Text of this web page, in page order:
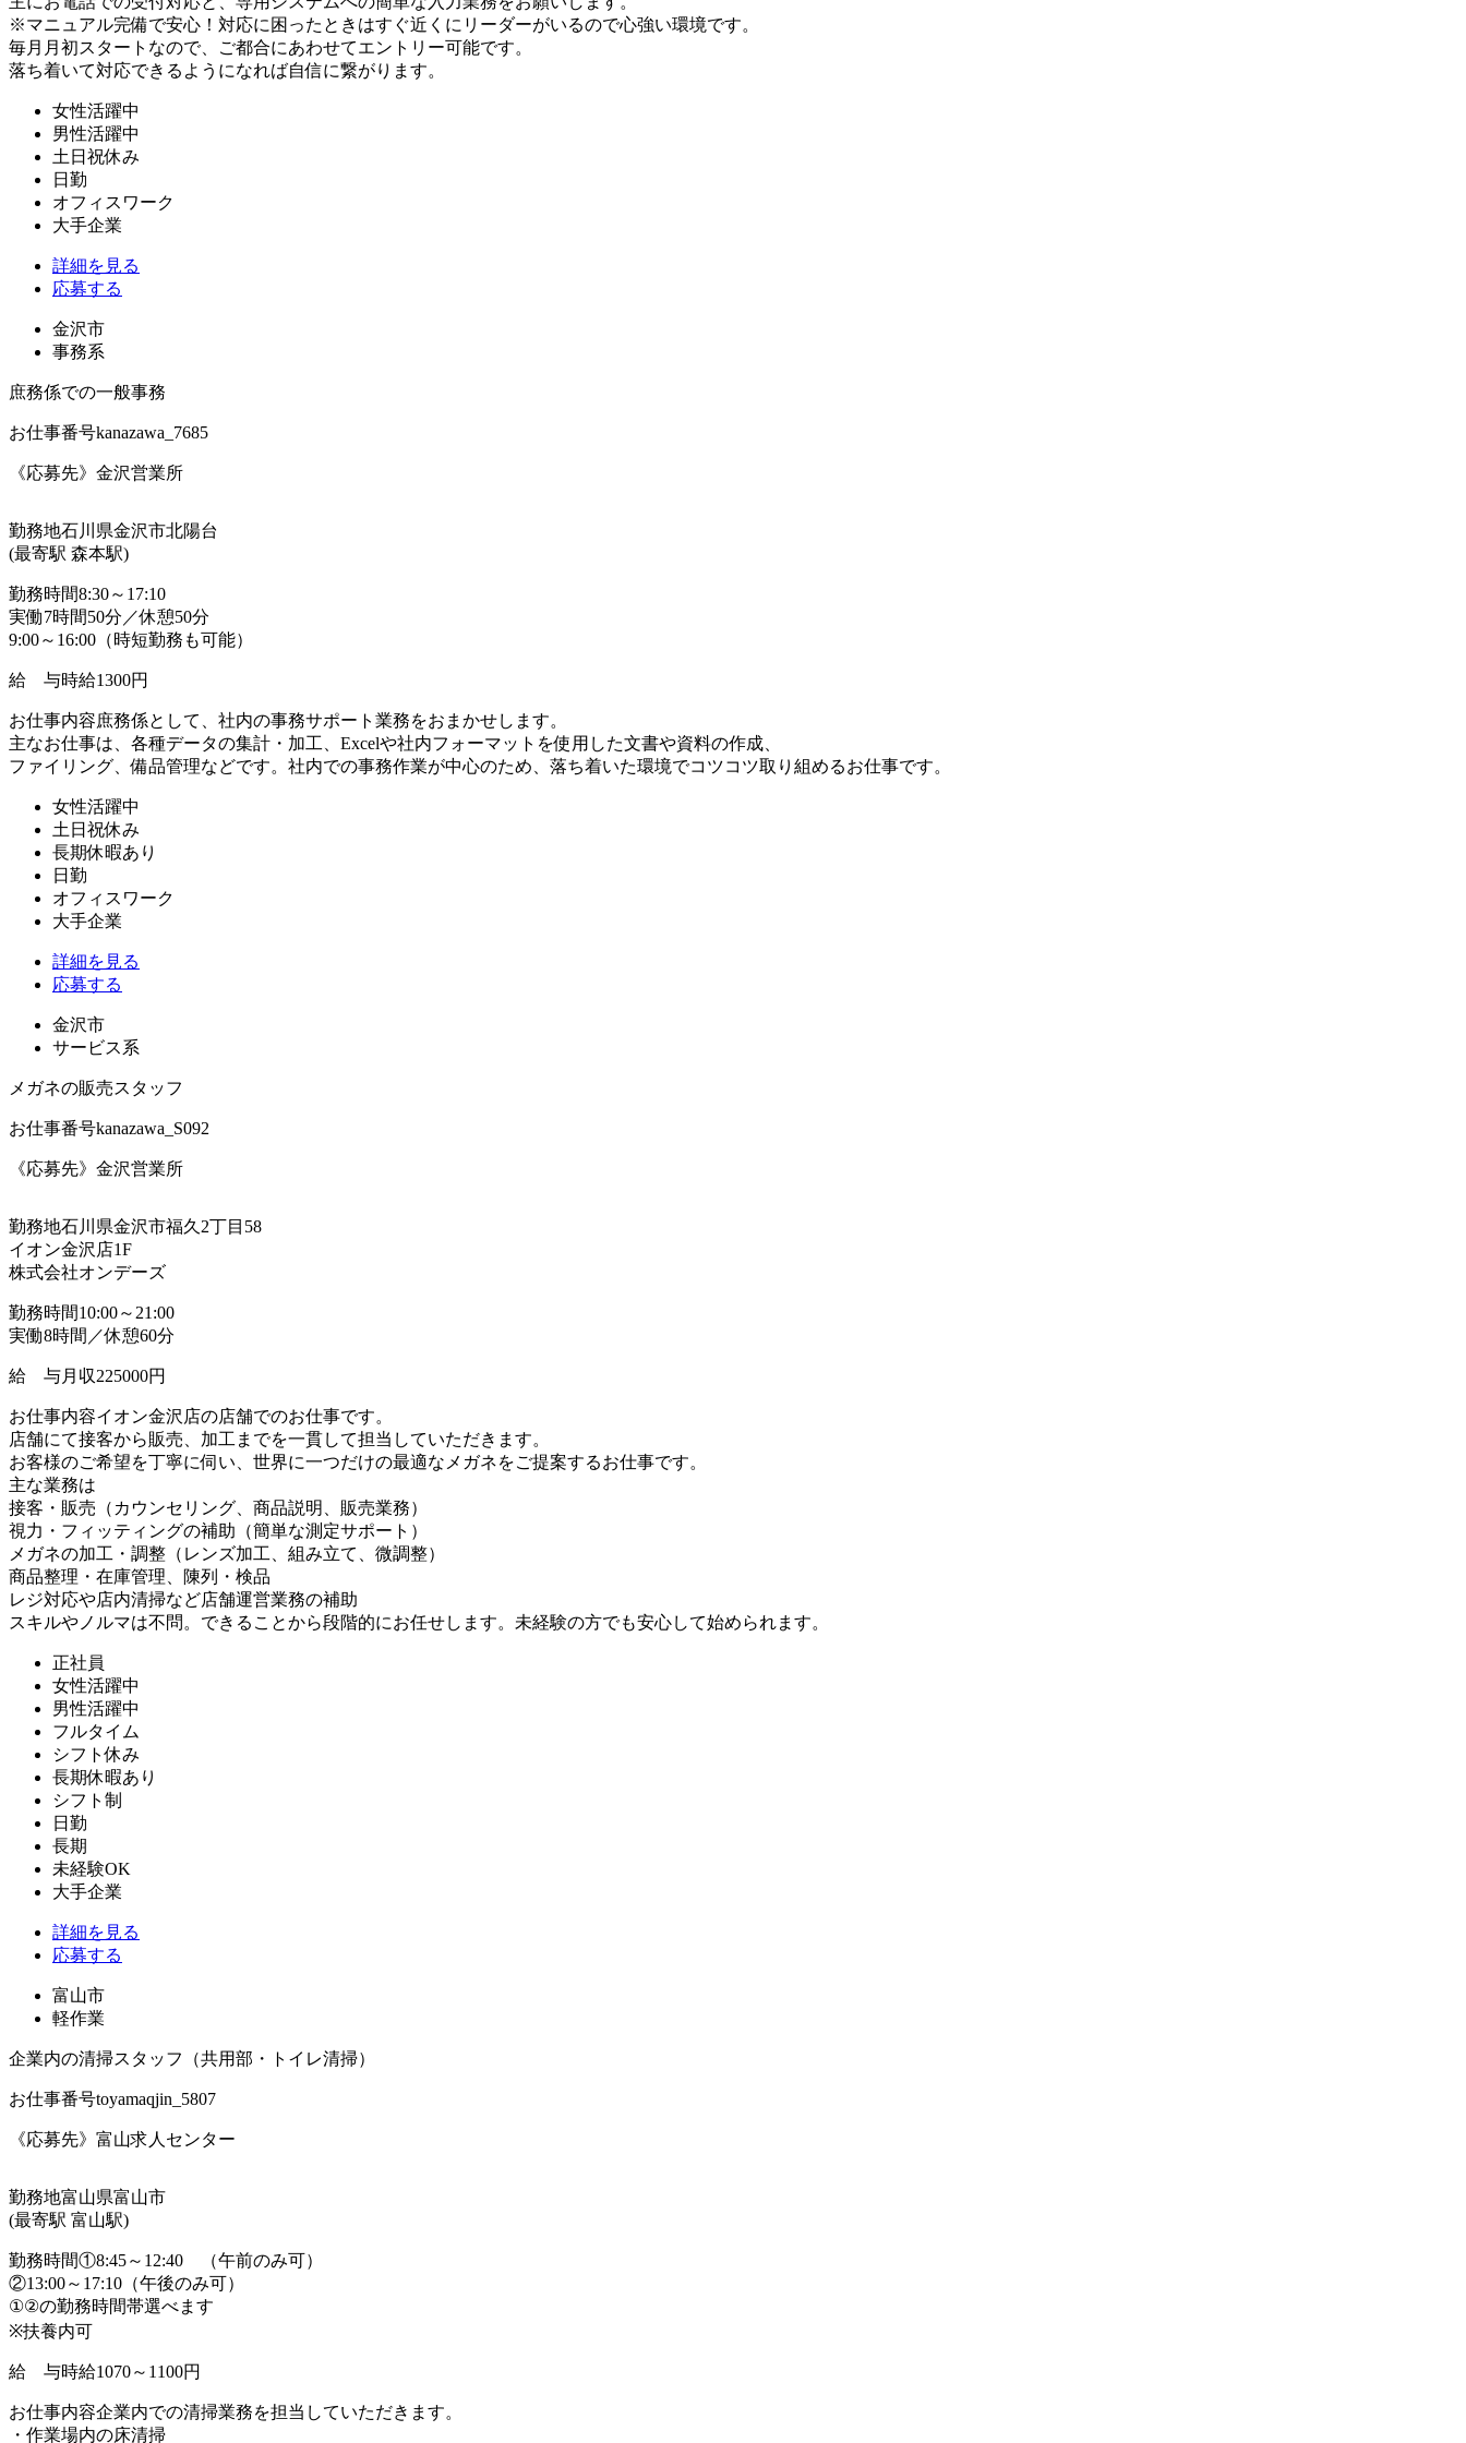
※マニュアル完備で安心！対応に困ったときはすぐ近くにリーダーがいるので心強い環境です。
毎月月初スタートなので、ご都合にあわせてエントリー可能です。
落ち着いて対応できるようになれば自信に繋がります。
女性活躍中
男性活躍中
土日祝休み
日勤
オフィスワーク
大手企業
詳細を見る
応募する
金沢市
事務系
庶務係での一般事務
お仕事番号kanazawa_7685
《応募先》金沢営業所
勤務地石川県金沢市北陽台
(最寄駅 森本駅)
勤務時間8:30～17:10
実働7時間50分／休憩50分
9:00～16:00（時短勤務も可能）
給 与時給1300円
お仕事内容庶務係として、社内の事務サポート業務をおまかせします。
主なお仕事は、各種データの集計・加工、Excelや社内フォーマットを使用した文書や資料の作成、
ファイリング、備品管理などです。社内での事務作業が中心のため、落ち着いた環境でコツコツ取り組めるお仕事です。
女性活躍中
土日祝休み
長期休暇あり
日勤
オフィスワーク
大手企業
詳細を見る
応募する
金沢市
サービス系
メガネの販売スタッフ
お仕事番号kanazawa_S092
《応募先》金沢営業所
勤務地石川県金沢市福久2丁目58
イオン金沢店1F
株式会社オンデーズ
勤務時間10:00～21:00
実働8時間／休憩60分
給 与月収225000円
お仕事内容イオン金沢店の店舗でのお仕事です。
店舗にて接客から販売、加工までを一貫して担当していただきます。
お客様のご希望を丁寧に伺い、世界に一つだけの最適なメガネをご提案するお仕事です。
主な業務は
接客・販売（カウンセリング、商品説明、販売業務）
視力・フィッティングの補助（簡単な測定サポート）
メガネの加工・調整（レンズ加工、組み立て、微調整）
商品整理・在庫管理、陳列・検品
レジ対応や店内清掃など店舗運営業務の補助
スキルやノルマは不問。できることから段階的にお任せします。未経験の方でも安心して始められます。
正社員
女性活躍中
男性活躍中
フルタイム
シフト休み
長期休暇あり
シフト制
日勤
長期
未経験OK
大手企業
詳細を見る
応募する
富山市
軽作業
企業内の清掃スタッフ（共用部・トイレ清掃）
お仕事番号toyamaqjin_5807
《応募先》富山求人センター
勤務地富山県富山市
(最寄駅 富山駅)
勤務時間①8:45～12:40 （午前のみ可）
②13:00～17:10（午後のみ可）
①②の勤務時間帯選べます
※扶養内可
給 与時給1070～1100円
お仕事内容企業内での清掃業務を担当していただきます。
・作業場内の床清掃